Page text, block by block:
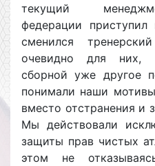
текущий
федерации
сменился
очевидно для них,
сборной уже другое
понимали наши
вместо отстранения и
Мы действовали
защиты прав чистых
этом не